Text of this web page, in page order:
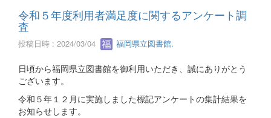
令和５年度利用者満足度に関するアンケート調
査
投稿日時 : 2024/03/04 福岡県立図書館.
日頃から福岡県立図書館を御利用いただき、誠にありがとう
ございます。
令和５年１２月に実施しました標記アンケートの集計結果を
お知らせします。